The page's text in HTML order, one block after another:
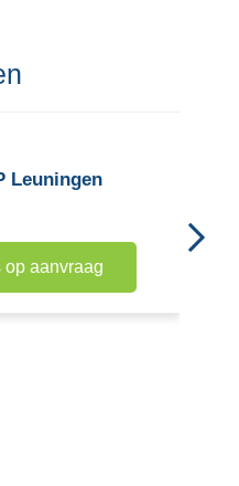
Leuningen
op aanvraag